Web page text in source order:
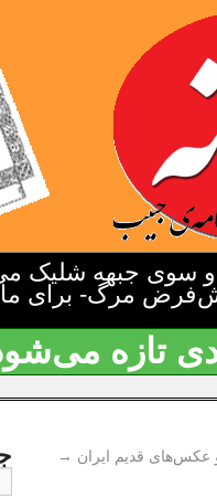
سوی جبهه شلیک
مرگ- برای
تازه
عکس‌های قدیم ایران →